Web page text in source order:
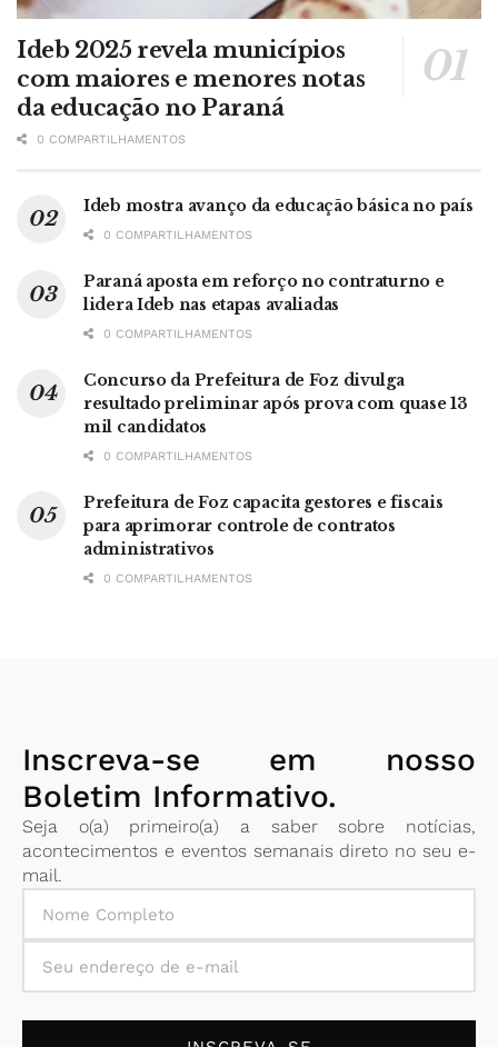
Ideb 2025 revela municípios
com maiores e menores notas
da educação no Paraná
0 COMPARTILHAMENTOS
Ideb mostra avanço da educação básica no país
0 COMPARTILHAMENTOS
Paraná aposta em reforço no contraturno e
lidera Ideb nas etapas avaliadas
0 COMPARTILHAMENTOS
Concurso da Prefeitura de Foz divulga
resultado preliminar após prova com quase 13
mil candidatos
0 COMPARTILHAMENTOS
Prefeitura de Foz capacita gestores e fiscais
para aprimorar controle de contratos
administrativos
0 COMPARTILHAMENTOS
Inscreva-se em nosso
Boletim Informativo.
Seja o(a) primeiro(a) a saber sobre notícias,
acontecimentos e eventos semanais direto no seu e-
mail.